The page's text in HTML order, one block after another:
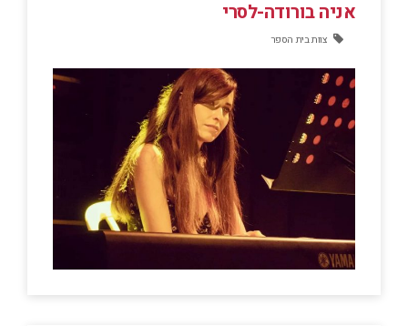
אניה בורודה-לסרי
צוות בית הספר